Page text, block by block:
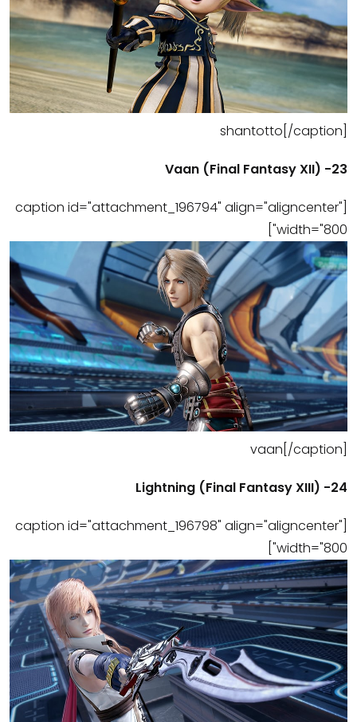
shantotto[/caption]
23- Vaan (Final Fantasy XII)
[caption id="attachment_196794" align="aligncenter"
width="800"]
vaan[/caption]
24- (Final Fantasy XIII) Lightning
[caption id="attachment_196798" align="aligncenter"
width="800"]